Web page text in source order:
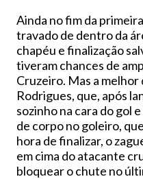
Ainda no fim da
travado de dentro da
chapéu e finalização
tiveram chances de
Cruzeiro. Mas a
Rodrigues, que, após
sozinho na cara do gol
de corpo no goleiro,
hora de finalizar, o
em cima do atacante
bloquear o chute no